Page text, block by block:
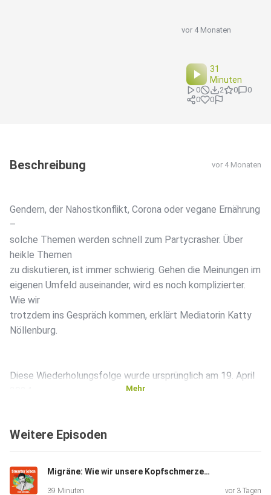
vor 4 Monaten
31
Minuten
0 2 0
0
0
0
Beschreibung vor 4 Monaten
Gendern, der Nahostkonflikt, Corona oder vegane Ernährung
–
solche Themen werden schnell zum Partycrasher. Über
heikle Themen
zu diskutieren, ist immer schwierig. Gehen die Meinungen im
eigenen Umfeld auseinander, wird es noch komplizierter.
Wie wir
trotzdem ins Gespräch kommen, erklärt Mediatorin Katty
Nöllenburg.
Diese Wiederholungsfolge wurde ursprünglich am 19. April
Mail
an smarterleben@spiegel.de oder auch per WhatsApp an
Mehr
Weitere Episoden
Migräne: Wie wir unsere Kopfschmerzen verstehen und lindern können
39 Minuten vor 3 Tagen